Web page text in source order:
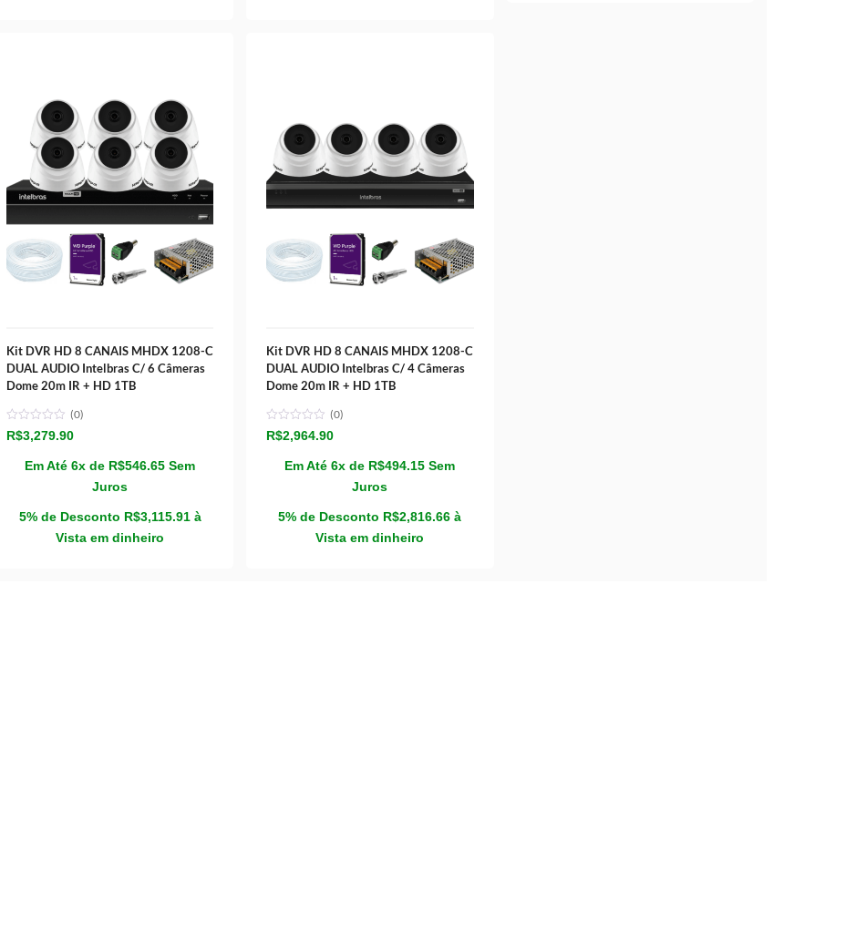
Kit DVR HD 8 CANAIS MHDX 1208-C
DUAL AUDIO Intelbras C/ 6 Câmeras
Dome 20m IR + HD 1TB
(0)
R$3,279.90
Em Até 6x de R$546.65 Sem
Juros
5% de Desconto R$3,115.91 à
Vista em dinheiro
Kit DVR HD 8 CANAIS MHDX 1208-C
DUAL AUDIO Intelbras C/ 4 Câmeras
Dome 20m IR + HD 1TB
(0)
R$2,964.90
Em Até 6x de R$494.15 Sem
Juros
5% de Desconto R$2,816.66 à
Vista em dinheiro